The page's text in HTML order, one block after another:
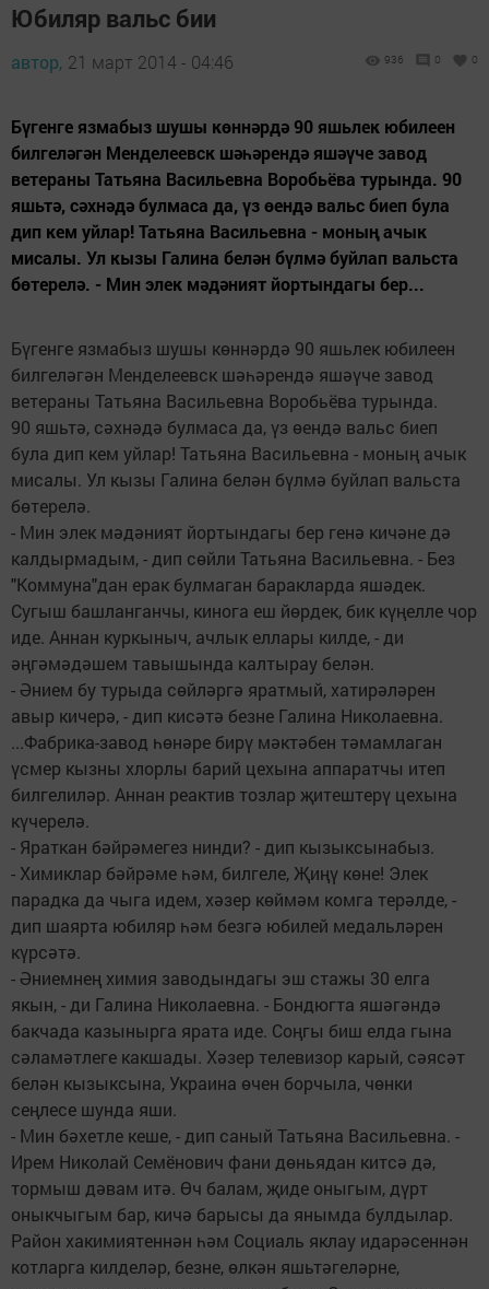
Юбиляр вальс бии
автор, 21 март 2014 - 04:46 936 0 0
Бүгенге язмабыз шушы көннәрдә 90 яшьлек юбилеен
билгеләгән Менделеевск шәһәрендә яшәүче завод
ветераны Татьяна Васильевна Воробьёва турында. 90
яшьтә, сәхнәдә булмаса да, үз өендә вальс биеп була
дип кем уйлар! Татьяна Васильевна - моның ачык
мисалы. Ул кызы Галина белән бүлмә буйлап вальста
бөтерелә. - Мин элек мәдәният йортындагы бер...
Бүгенге язмабыз шушы көннәрдә 90 яшьлек юбилеен
билгеләгән Менделеевск шәһәрендә яшәүче завод
ветераны Татьяна Васильевна Воробьёва турында.
90 яшьтә, сәхнәдә булмаса да, үз өендә вальс биеп
була дип кем уйлар! Татьяна Васильевна - моның ачык
мисалы. Ул кызы Галина белән бүлмә буйлап вальста
бөтерелә.
- Мин элек мәдәният йортындагы бер генә кичәне дә
калдырмадым, - дип сөйли Татьяна Васильевна. - Без
"Коммуна"дан ерак булмаган баракларда яшәдек.
Сугыш башланганчы, кинога еш йөрдек, бик күңелле чор
иде. Аннан куркыныч, ачлык еллары килде, - ди
әңгәмәдәшем тавышында калтырау белән.
- Әнием бу турыда сөйләргә яратмый, хатирәләрен
авыр кичерә, - дип кисәтә безне Галина Николаевна.
...Фабрика-завод һөнәре бирү мәктәбен тәмамлаган
үсмер кызны хлорлы барий цехына аппаратчы итеп
билгелиләр. Аннан реактив тозлар җитештерү цехына
күчерелә.
- Яраткан бәйрәмегез нинди? - дип кызыксынабыз.
- Химиклар бәйрәме һәм, билгеле, Җиңү көне! Элек
парадка да чыга идем, хәзер көймәм комга терәлде, -
дип шаярта юбиляр һәм безгә юбилей медальләрен
күрсәтә.
- Әниемнең химия заводындагы эш стажы 30 елга
якын, - ди Галина Николаевна. - Бондюгта яшәгәндә
бакчада казынырга ярата иде. Соңгы биш елда гына
сәламәтлеге какшады. Хәзер телевизор карый, сәясәт
белән кызыксына, Украина өчен борчыла, чөнки
сеңлесе шунда яши.
- Мин бәхетле кеше, - дип саный Татьяна Васильевна. -
Ирем Николай Семёнович фани дөньядан китсә дә,
тормыш дәвам итә. Өч балам, җиде оныгым, дүрт
оныкчыгым бар, кичә барысы да янымда булдылар.
Район хакимиятеннән һәм Социаль яклау идарәсеннән
котларга килделәр, безне, өлкән яшьтәгеләрне,